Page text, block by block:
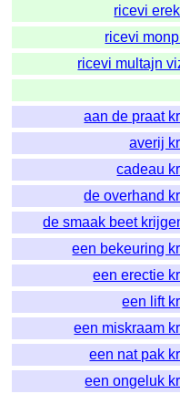
ricevi
ricevi
ricevi multajn
aan de praat
averij
cadeau
de overhand
de smaak beet
een bekeuring
een erectie
een lift
een miskraam
een nat pak
een ongeluk